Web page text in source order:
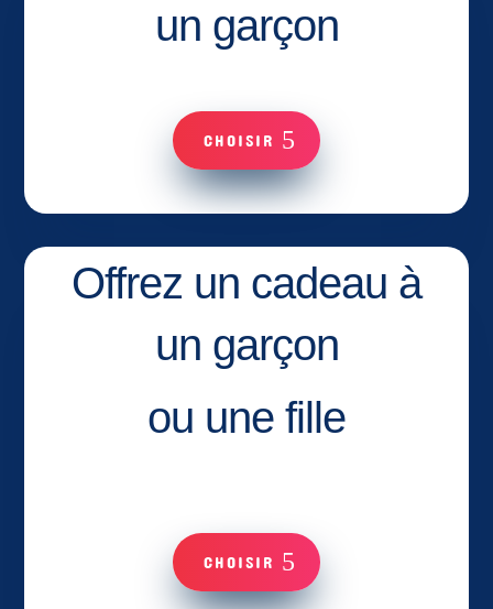
un garçon
CHOISIR
Offrez un cadeau à
un garçon
ou une fille
CHOISIR